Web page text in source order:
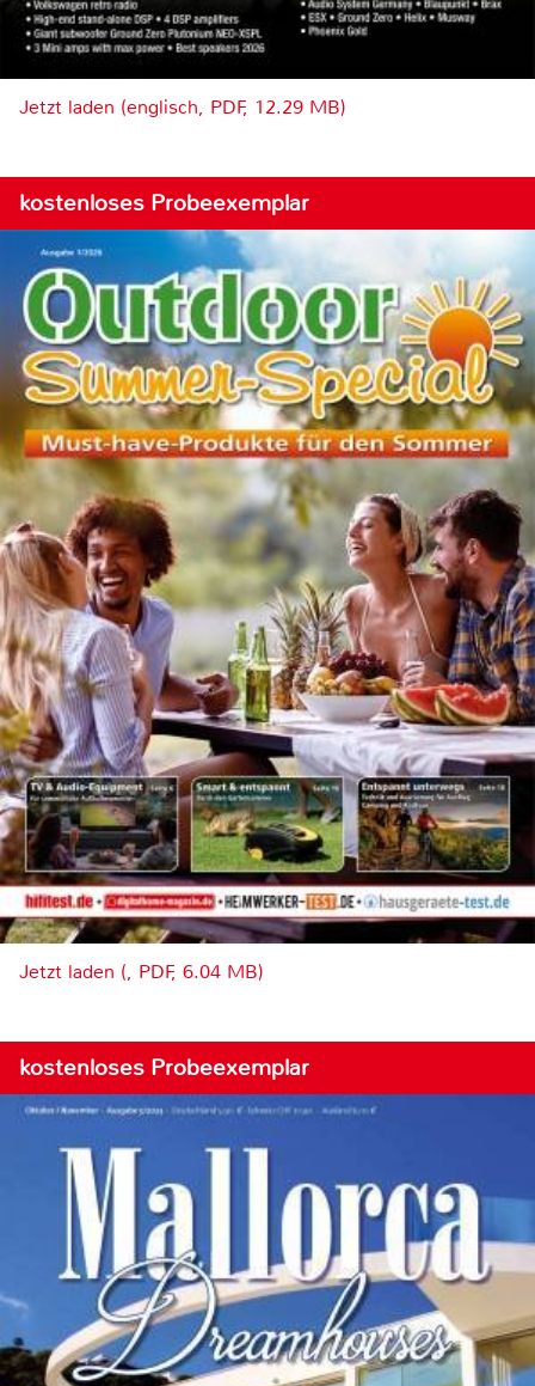
Jetzt laden (englisch, PDF, 12.29 MB)
kostenloses Probeexemplar
Jetzt laden (, PDF, 6.04 MB)
kostenloses Probeexemplar